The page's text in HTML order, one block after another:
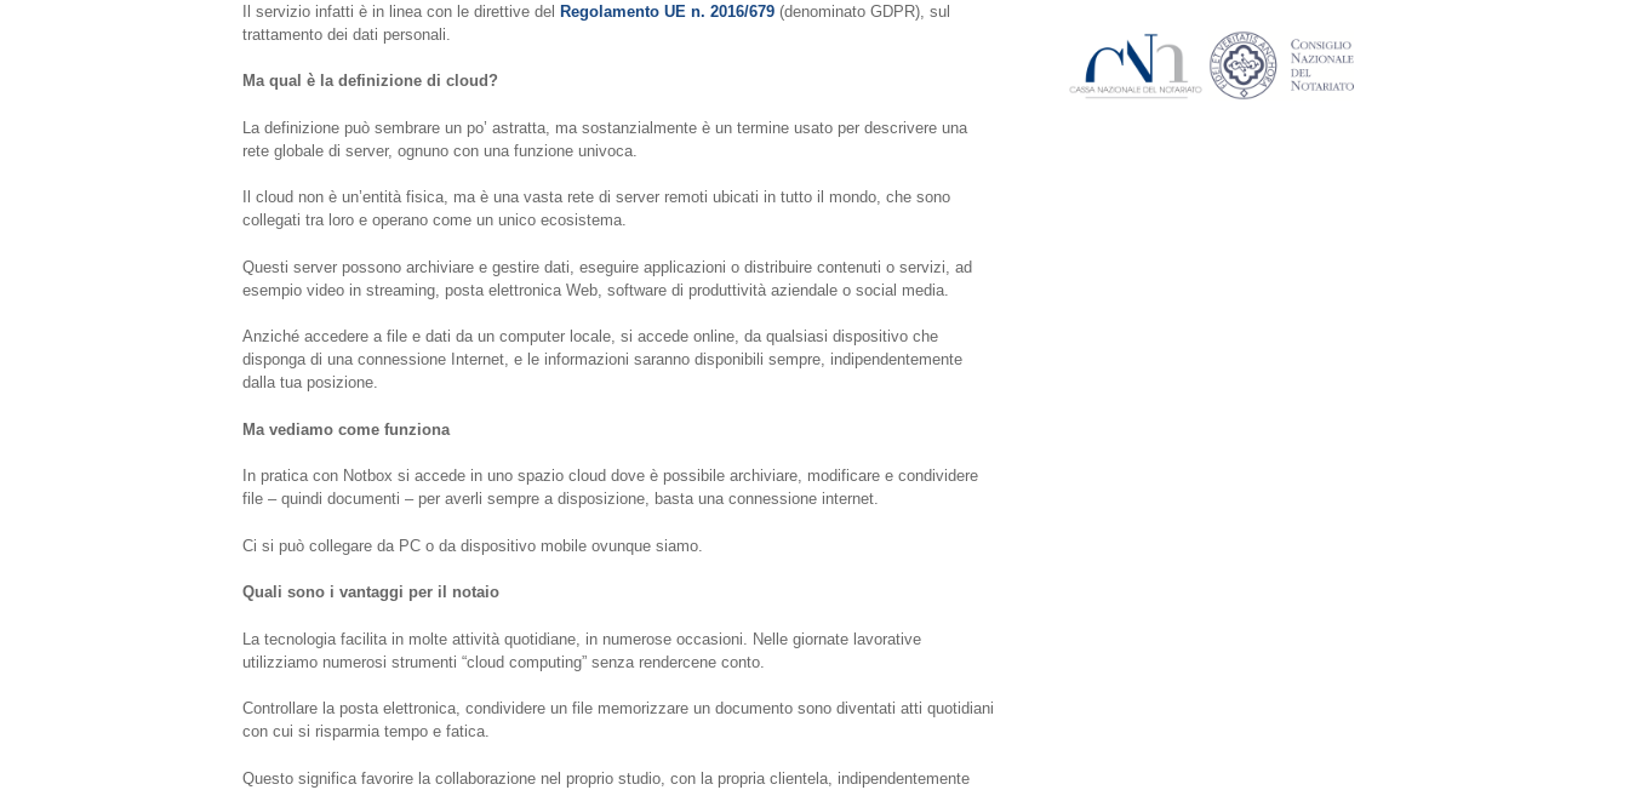
Il servizio infatti è in linea con le direttive del Regolamento UE n. 2016/679(denominato GDPR), sul
trattamento dei dati personali.
Ma qual è la definizione di cloud?
La definizione può sembrare un po’ astratta, ma sostanzialmente è un termine usato per descrivere una
rete globale di server, ognuno con una funzione univoca.
Il cloud non è un’entità fisica, ma è una vasta rete di server remoti ubicati in tutto il mondo, che sono
collegati tra loro e operano come un unico ecosistema.
Questi server possono archiviare e gestire dati, eseguire applicazioni o distribuire contenuti o servizi, ad
esempio video in streaming, posta elettronica Web, software di produttività aziendale o social media.
Anziché accedere a file e dati da un computer locale, si accede online, da qualsiasi dispositivo che
disponga di una connessione Internet, e le informazioni saranno disponibili sempre, indipendentemente
dalla tua posizione.
Ma vediamo come funziona
In pratica con Notbox si accede in uno spazio cloud dove è possibile archiviare, modificare e condividere
file – quindi documenti – per averli sempre a disposizione, basta una connessione internet.
Ci si può collegare da PC o da dispositivo mobile ovunque siamo.
Quali sono i vantaggi per il notaio
La tecnologia facilita in molte attività quotidiane, in numerose occasioni. Nelle giornate lavorative
utilizziamo numerosi strumenti “cloud computing” senza rendercene conto.
Controllare la posta elettronica, condividere un file memorizzare un documento sono diventati atti quotidiani
con cui si risparmia tempo e fatica.
Questo significa favorire la collaborazione nel proprio studio, con la propria clientela, indipendentemente